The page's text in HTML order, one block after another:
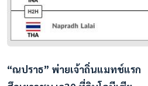
“ณปราธ” พ่ายเจ้าถิ่นแมทช์แรก